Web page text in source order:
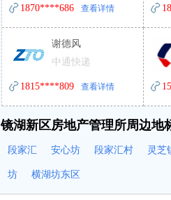
1870****686 查看详情
谢德风
中通快递
1815****809 查看详情
镜湖新区房地产管理所周边地
段家汇 安心坊 段家汇村 灵芝
坊 横湖坊东区